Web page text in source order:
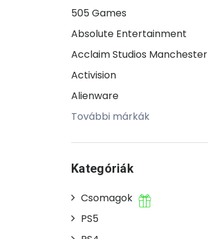
505 Games
Absolute Entertainment
Acclaim Studios Manchester
Activision
Alienware
További márkák
Kategóriák
Csomagok
PS5